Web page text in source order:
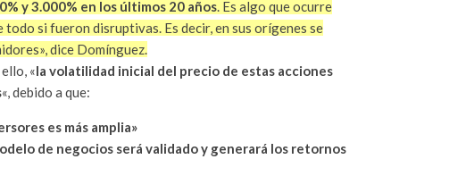
y 3.000% en los últimos 20 años. Es algo que ocurre
todo si fueron disruptivas. Es decir, en sus orígenes se
dice Domínguez.
«la volatilidad inicial del precio de estas acciones
«, debido a que:
es más amplia»
de negocios será validado y generará los retornos